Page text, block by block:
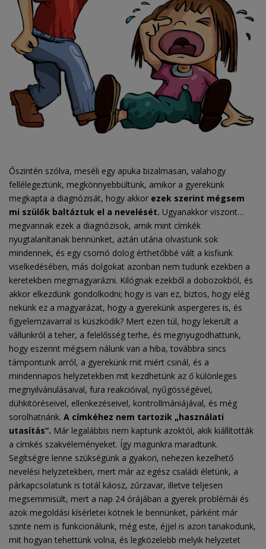
Őszintén szólva, meséli egy apuka bizalmasan, valahogy
fellélegeztünk, megkönnyebbültünk, amikor a gyerekünk
megkapta a diagnózisát, hogy akkor ezek szerint mégsem
mi szülők baltáztuk el a nevelését. Ugyanakkor viszont…
megvannak ezek a diagnózisok, amik mint címkék
nyugtalanítanak bennünket, aztán utána olvastunk sok
mindennek, és egy csomó dolog érthetőbbé vált a kisfiunk
viselkedésében, más dolgokat azonban nem tudunk ezekben a
keretekben megmagyarázni. Kilógnak ezekből a dobozokból, és
akkor elkezdünk gondolkodni; hogy is van ez, biztos, hogy elég
nekünk ez a magyarázat, hogy a gyerekünk aspergeres is, és
figyelemzavarral is küszködik? Mert ezen túl, hogy lekerült a
vállunkról a teher, a felelősség terhe, és megnyugodhattunk,
hogy eszerint mégsem nálunk van a hiba, továbbra sincs
támpontunk arról, a gyerekünk mit miért csinál, és a
mindennapos helyzetekben mit kezdhetünk az ő különleges
megnyilvánulásaival, fura reakcióival, nyűgösségével,
dühkitöréseivel, ellenkezéseivel, kontrollmániájával, és még
sorolhatnánk. A címkéhez nem tartozik „használati
utasítás”. Már legalábbis nem kaptunk azoktól, akik kiállították
a címkés szakvéleményeket. Így magunkra maradtunk.
Segítségre lenne szükségünk a gyakori, nehezen kezelhető
nevelési helyzetekben, mert már az egész családi életünk, a
párkapcsolatunk is totál káosz, zűrzavar, illetve teljesen
megsemmisült, mert a nap 24 órájában a gyerek problémái és
azok megoldási kísérletei kötnek le bennünket, párként már
szinte nem is funkcionálunk, még este, éjjel is azon tanakodunk,
mit hogyan tehettünk volna, és legközelebb melyik helyzetet